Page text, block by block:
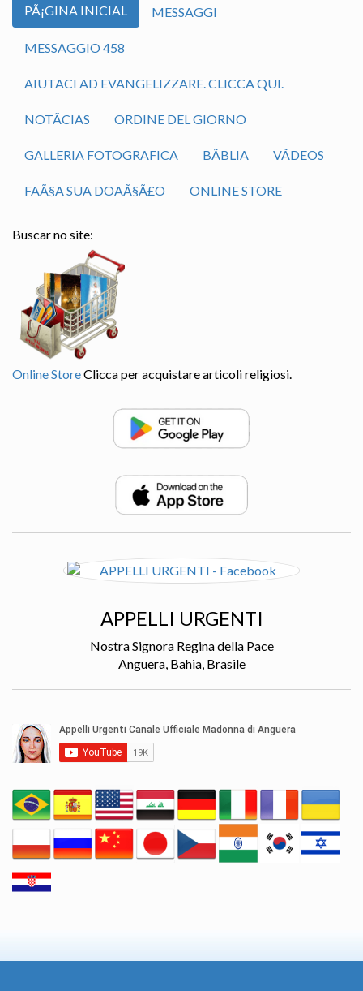
PÃ¡GINA INICIAL MESSAGGI
MESSAGGIO 458
AIUTACI AD EVANGELIZZARE. CLICCA QUI.
NOTÃ­CIAS ORDINE DEL GIORNO
GALLERIA FOTOGRAFICA BÃ­BLIA VÃ­DEOS
FAÃ§A SUA DOAÃ§Ã£O ONLINE STORE
Buscar no site:
Online StoreClicca per acquistare articoli religiosi.
APPELLI URGENTI
Nostra Signora Regina della Pace
Anguera, Bahia, Brasile